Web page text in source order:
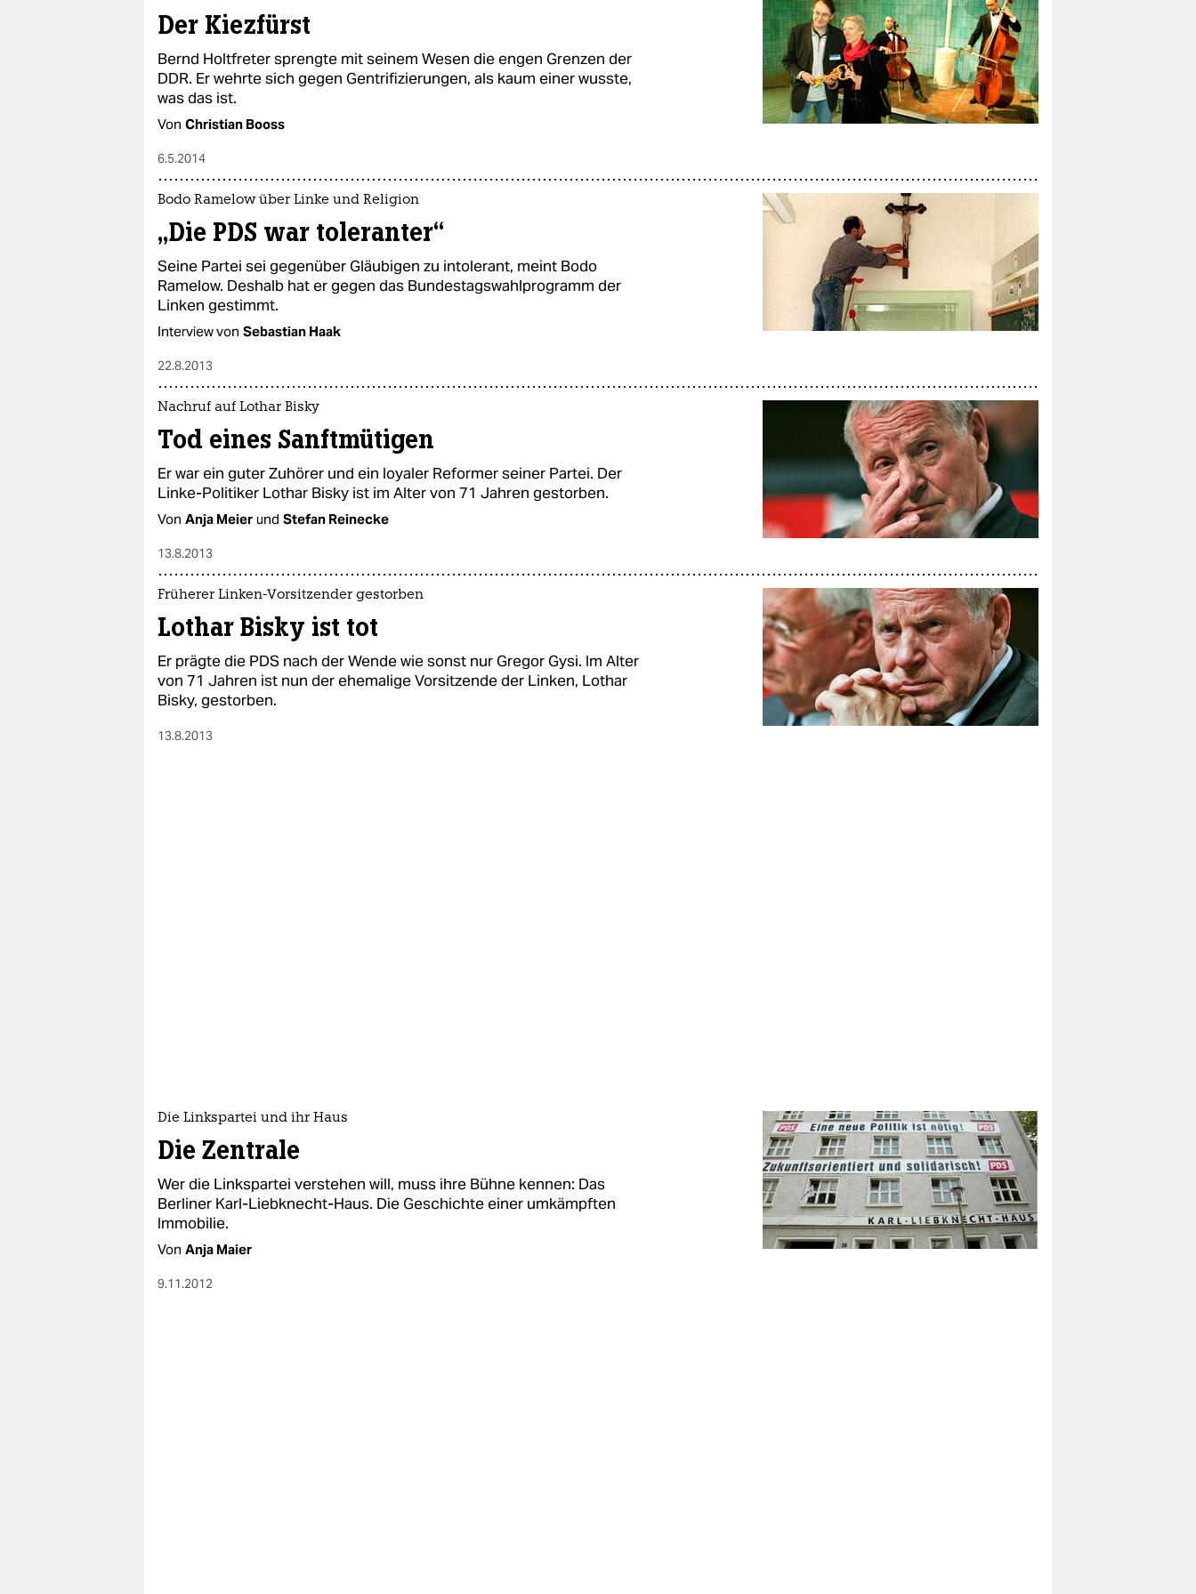
Der Kiezfürst
Bernd Holtfreter sprengte mit seinem Wesen die engen Grenzen der
DDR. Er wehrte sich gegen Gentrifizierungen, als kaum einer wusste,
was das ist.
Von Christian Booss
6.5.2014
Bodo Ramelow über Linke und Religion
„Die PDS war toleranter“
Seine Partei sei gegenüber Gläubigen zu intolerant, meint Bodo
Ramelow. Deshalb hat er gegen das Bundestagswahlprogramm der
Linken gestimmt.
Interview von Sebastian Haak
22.8.2013
Nachruf auf Lothar Bisky
Tod eines Sanftmütigen
Er war ein guter Zuhörer und ein loyaler Reformer seiner Partei. Der
Linke-Politiker Lothar Bisky ist im Alter von 71 Jahren gestorben.
Von Anja Meier und Stefan Reinecke
13.8.2013
Früherer Linken-Vorsitzender gestorben
Lothar Bisky ist tot
Er prägte die PDS nach der Wende wie sonst nur Gregor Gysi. Im Alter
von 71 Jahren ist nun der ehemalige Vorsitzende der Linken, Lothar
Bisky, gestorben.
13.8.2013
Die Linkspartei und ihr Haus
Die Zentrale
Wer die Linkspartei verstehen will, muss ihre Bühne kennen: Das
Berliner Karl-Liebknecht-Haus. Die Geschichte einer umkämpften
Immobilie.
Von Anja Maier
9.11.2012